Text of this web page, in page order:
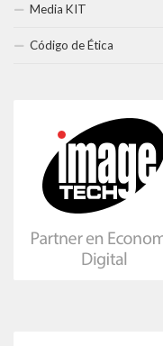
Media KIT
Código de Ética